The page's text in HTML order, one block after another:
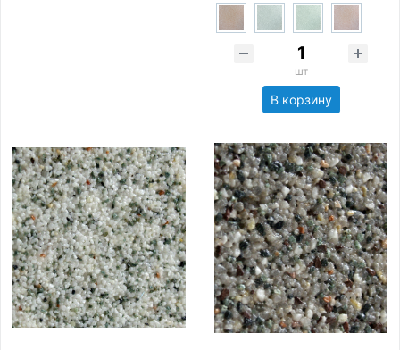
шт
В корзину